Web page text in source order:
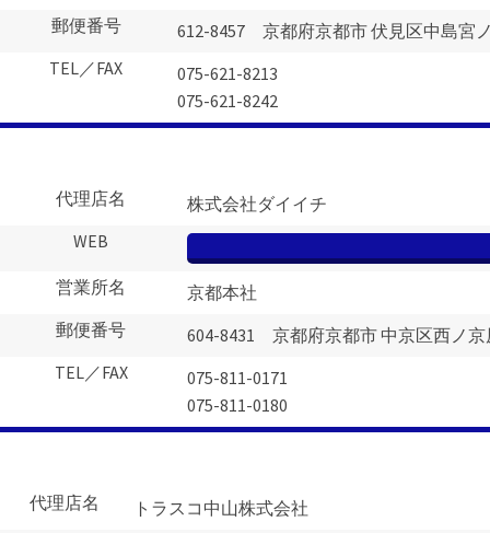
郵便番号
612-8457 京都府京都市 伏見区中島宮
TEL／FAX
075-621-8213
075-621-8242
代理店名
株式会社ダイイチ
WEB
営業所名
京都本社
郵便番号
604-8431 京都府京都市 中京区西ノ京
TEL／FAX
075-811-0171
075-811-0180
代理店名
トラスコ中山株式会社